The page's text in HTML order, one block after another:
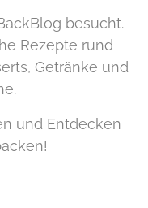
besucht.
Rezepte rund
Getränke und
und Entdecken